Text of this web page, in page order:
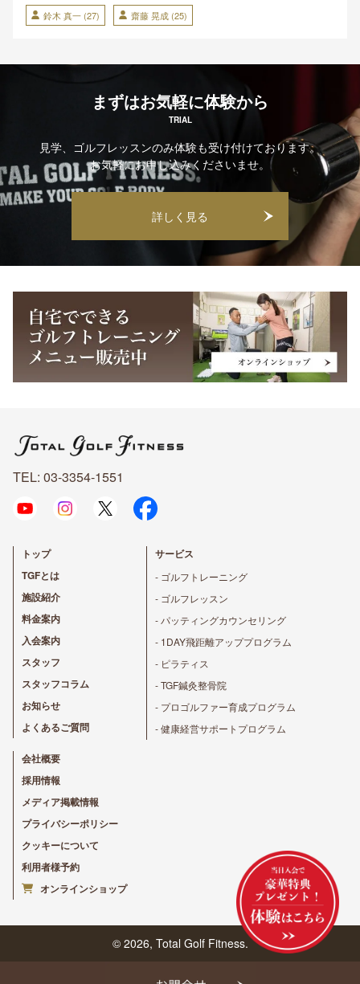
鈴木 真一 (27) 齋藤 晃成 (25)
まずはお気軽に体験から
TRIAL
見学、ゴルフレッスンのみ体験も受け付けております。
お気軽にお申し込みくださいませ。
詳しく見る
TEL: 03-3354-1551
トップ
TGFとは
施設紹介
料金案内
入会案内
スタッフ
スタッフコラム
お知らせ
よくあるご質問
サービス
- ゴルフトレーニング
- ゴルフレッスン
- パッティングカウンセリング
- 1DAY飛距離アッププログラム
- ピラティス
- TGF鍼灸整骨院
- プロゴルファー育成プログラム
- 健康経営サポートプログラム
会社概要
採用情報
メディア掲載情報
プライバシーポリシー
クッキーについて
利用者様予約
オンラインショップ
© 2026, Total Golf Fitness.